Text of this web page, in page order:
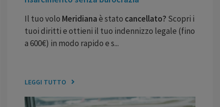
Il tuo volo Meridianaè stato cancellato? Scopri i
tuoi diritti e ottieni il tuo indennizzo legale (fino
a 600€) in modo rapido e s...
LEGGI TUTTO